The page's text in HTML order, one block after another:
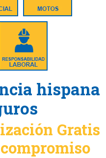
hispana
Gratis